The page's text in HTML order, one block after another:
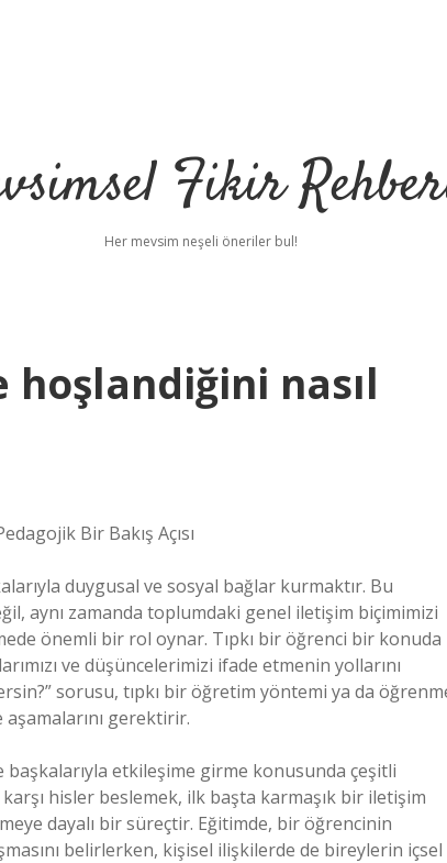
Fikir
Her mevsim neşeli öneriler bul!
hoşlandiğini nasıl
Bir Bakış Açısı
duygusal ve sosyal bağlar kurmaktır. Bu
aynı zamanda toplumdaki genel iletişim biçimimizi
önemli bir rol oynar. Tıpkı bir öğrenci bir konuda
ve düşüncelerimizi ifade etmenin yollarını
sorusu, tıpkı bir öğretim yöntemi ya da
gerektirir.
etkileşime girme konusunda çeşitli
hisler beslemek, ilk başta karmaşık bir iletişim
dayalı bir süreçtir. Eğitimde, bir öğrencinin
belirlerken, kişisel ilişkilerde de bireylerin içsel